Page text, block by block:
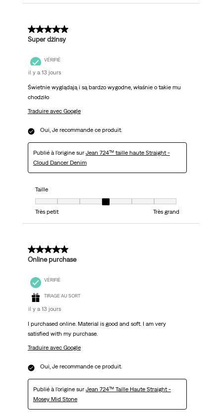
5 sur 5 étoiles.
Super dżinsy
VÉRIFIÉ
il y a 13 jours
Świetnie wyglądają i są bardzo wygodne, właśnie o takie mu
chodziło
Traduire avec Google
Oui, Je recommande ce produit.
Publié à l'origine sur Jean 724™ taille haute Straight -
Cloud Dancer Denim
Taille
Taille, 4 sur 7, où 1 est égal à Très petit et 7 est égal à Très grand
Très petit
Très grand
5 sur 5 étoiles.
Online purchase
VÉRIFIÉ
TIRAGE AU SORT
il y a 13 jours
I purchased online. Material is good and soft. I am very
satisfied with my purchase.
Traduire avec Google
Oui, Je recommande ce produit.
Publié à l'origine sur Jean 724™ Taille Haute Straight -
Mosey Mid Stone